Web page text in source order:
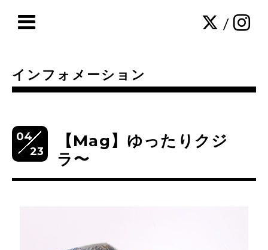
/
インフォメーション
04
23
【Mag】ゆったりクジ
ラ〜